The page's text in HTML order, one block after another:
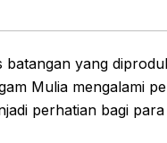
batangan yang
Mulia mengalami
perhatian bagi